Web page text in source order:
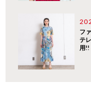
フ
テ
用!!